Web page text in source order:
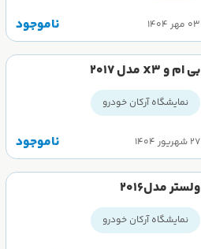
۰۳ مهر ۱۴۰۴ ناموجود
بی ام و X3 مدل 2017
نمایشگاه آرکان خودرو
۲۷ شهریور ۱۴۰۴ ناموجود
ولستر مدل2016
نمایشگاه آرکان خودرو